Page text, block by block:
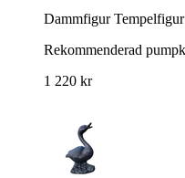
Dammfigur Tempelfigur
Rekommenderad
1 220 kr